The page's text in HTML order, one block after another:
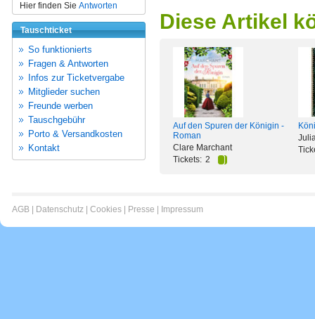
Hier finden Sie Antworten
Tauschticket
So funktionierts
Fragen & Antworten
Infos zur Ticketvergabe
Mitglieder suchen
Freunde werben
Tauschgebühr
Porto & Versandkosten
Kontakt
Diese Artikel
Auf den Spuren der Königin -
Roman
Clare Marchant
Tickets: 2
AGB Datenschutz Cookies Presse Impressum